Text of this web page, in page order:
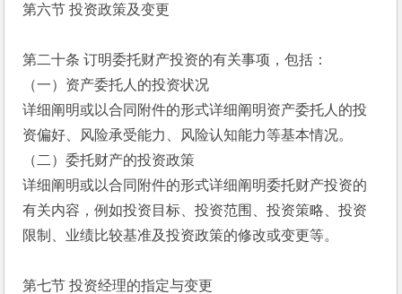
第六节 投资政策及变更
第二十条 订明委托财产投资的有关事项，包括：
（一）资产委托人的投资状况
详细阐明或以合同附件的形式详细阐明资产委托人的投
资偏好、风险承受能力、风险认知能力等基本情况。
（二）委托财产的投资政策
详细阐明或以合同附件的形式详细阐明委托财产投资的
有关内容，例如投资目标、投资范围、投资策略、投资
限制、业绩比较基准及投资政策的修改或变更等。
第七节 投资经理的指定与变更